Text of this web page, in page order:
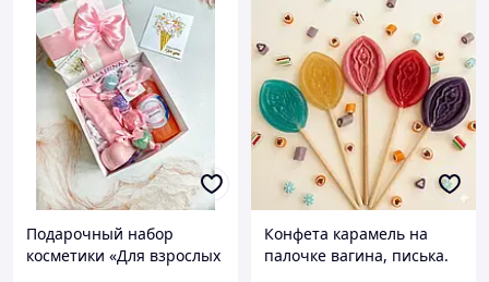
Подарочный набор
косметики «Для взрослых
Конфета карамель на
палочке вагина, писька.